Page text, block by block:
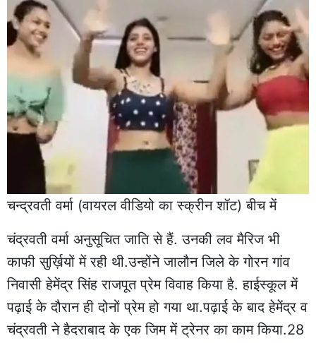
चन्द्रवती वर्मा (वायरल वीडियो का स्क्रीन शॉट) बीच में
चंद्रवती वर्मा अनुसूचित जाति से हैं. उनकी लव मैरिज भी
काफी सुर्ख़ियों में रही थी.उन्होंने जालौन जिले के गोरन गांव
निवासी हेमेंद्र सिंह राजपूत प्रेम विवाह किया है. हाईस्कूल में
पढ़ाई के दौरान ही दोनों प्रेम हो गया था.पढ़ाई के बाद हेमेंद्र व
चंद्रवती ने हैदराबाद के एक जिम में ट्रेनर का काम किया.28